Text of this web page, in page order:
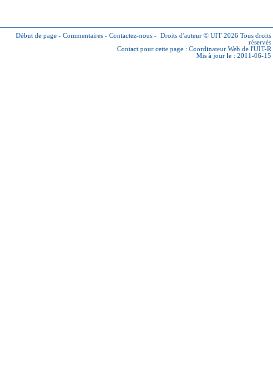
Début de page - Commentaires - Contactez-nous - Droits d'auteur © UIT 2026 Tous droits
réservés
Contact pour cette page : Coordinateur Web de l'UIT-R
Mis à jour le : 2011-06-15